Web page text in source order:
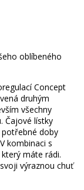
oblíbeného
Concept
druhým
všechny
Čajové lístky
doby
kombinaci s
máte rádi.
výraznou chuť